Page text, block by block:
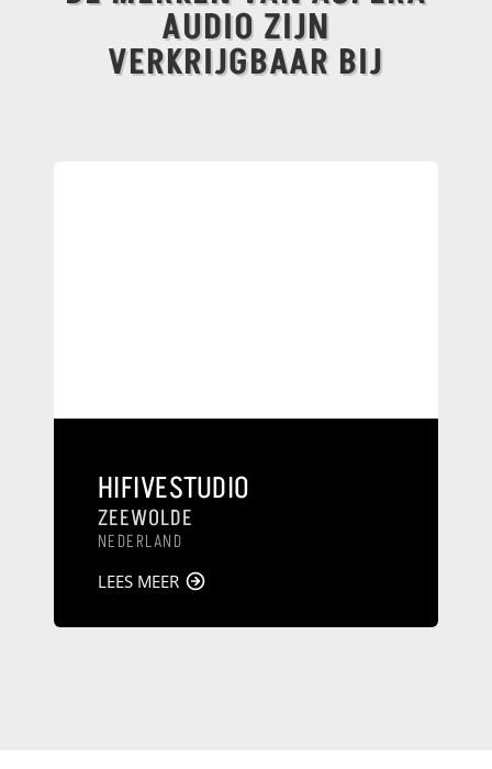
AUDIO ZIJN
VERKRIJGBAAR BIJ
HIFIVESTUDIO
ZEEWOLDE
NEDERLAND
LEES MEER